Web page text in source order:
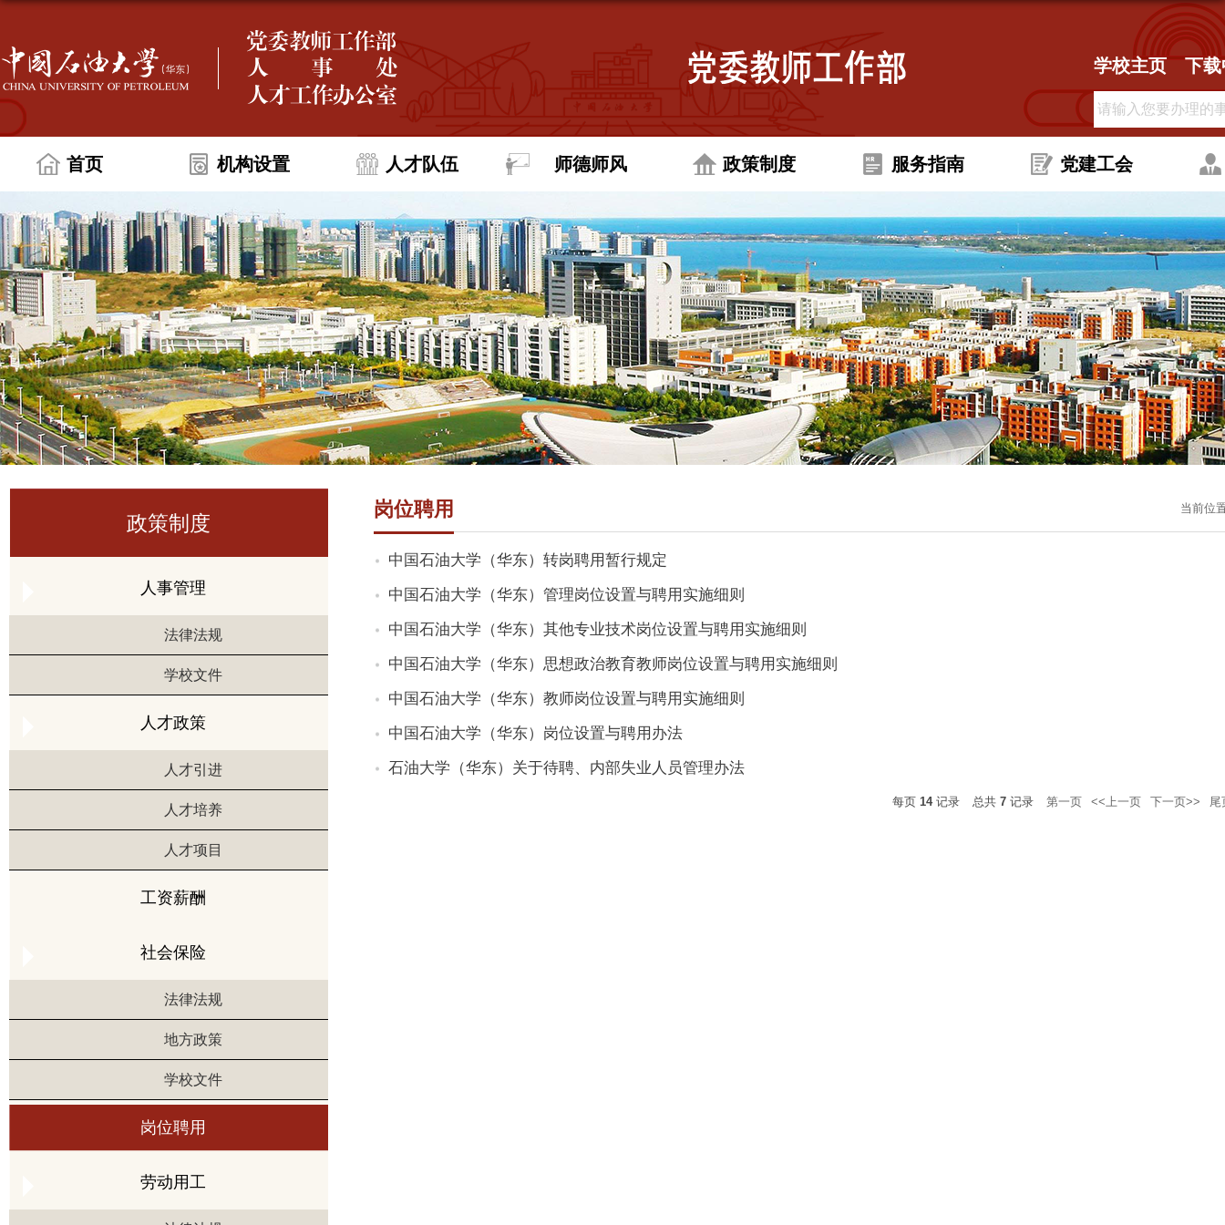
学校主页 下
首页 机构设置 人才队伍 师德师风 政策制度 服务指南 党建工会
政策制度
人事管理
法律法规
学校文件
人才政策
人才引进
人才培养
人才项目
工资薪酬
社会保险
法律法规
地方政策
学校文件
岗位聘用
劳动用工
当前位
岗位聘用
中国石油大学（华东）转岗聘用暂行规定
中国石油大学（华东）管理岗位设置与聘用实施细则
中国石油大学（华东）其他专业技术岗位设置与聘用实施细则
中国石油大学（华东）思想政治教育教师岗位设置与聘用实施细则
中国石油大学（华东）教师岗位设置与聘用实施细则
中国石油大学（华东）岗位设置与聘用办法
石油大学（华东）关于待聘、内部失业人员管理办法
每页 14记录 总共 7 记录 第一页 <<上一页 下一页>> 尾